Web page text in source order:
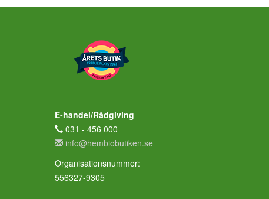
E-handel/Rådgiving
031 - 456 000
info@hembiobutiken.se
Organisationsnummer:
556327-9305